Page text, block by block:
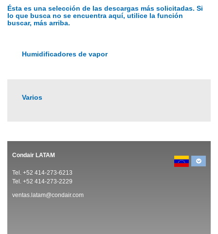
Ésta es una selección de las descargas más solicitadas. Si
lo que busca no se encuentra aquí, utilice la función
buscar, más arriba.
Humidificadores de vapor
Varios
Condair LATAM
Tel. +52 414-273-6213
Tel. +52 414-273-2229
ventas.latam@condair.com